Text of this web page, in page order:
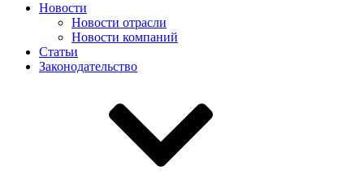
Новости
Новости отрасли
Новости компаний
Статьи
Законодательство